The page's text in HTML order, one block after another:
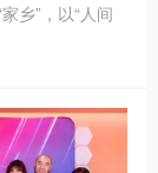
乡”，以“人间
中寻求突破？
节日，打造「把